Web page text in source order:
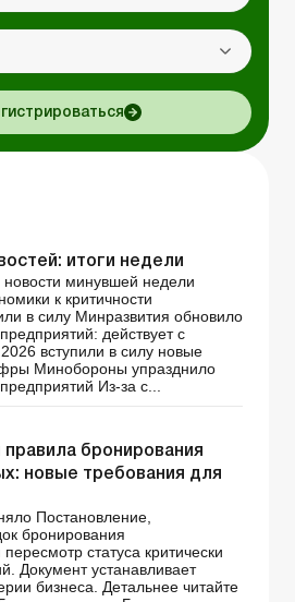
итоги недели
минувшей недели
к критичности
в силу Минразвития обновило
действует с
вступили в силу новые
Минобороны упразднило
Из-за с...
бронирования
новые требования для
Постановление,
бронирования
статуса критически
Документ устанавливает
бизнеса. Детальнее читайте